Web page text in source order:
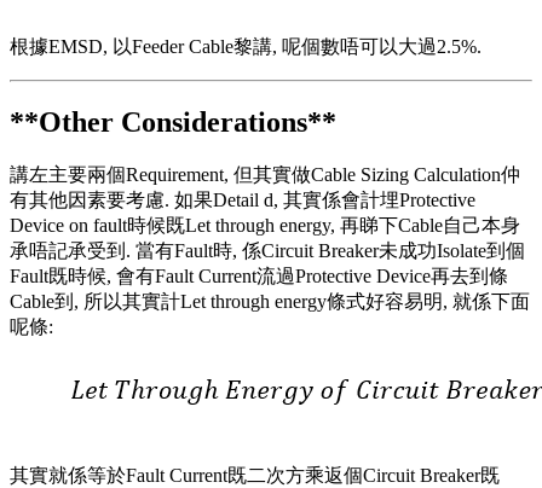
根據EMSD, 以Feeder Cable黎講, 呢個數唔可以大過2.5%.
**Other Considerations**
講左主要兩個Requirement, 但其實做Cable Sizing Calculation仲
有其他因素要考慮. 如果Detail d, 其實係會計埋Protective
Device on fault時候既Let through energy, 再睇下Cable自己本身
承唔記承受到. 當有Fault時, 係Circuit Breaker未成功Isolate到個
Fault既時候, 會有Fault Current流過Protective Device再去到條
Cable到, 所以其實計Let through energy條式好容易明, 就係下面
呢條:
其實就係等於Fault Current既二次方乘返個Circuit Breaker既